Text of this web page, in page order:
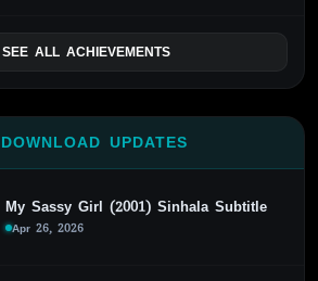
SEE ALL ACHIEVEMENTS
DOWNLOAD UPDATES
My Sassy Girl (2001) Sinhala Subtitle
Apr 26, 2026